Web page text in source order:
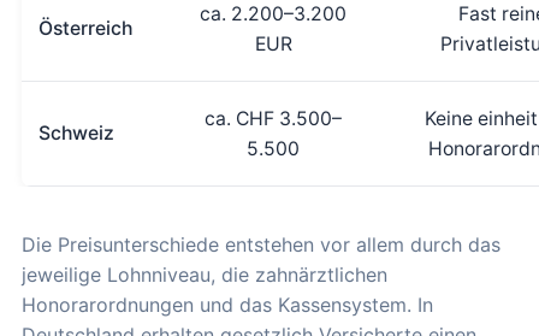
Österreich
ca. 2.200–3.200
EUR
Fast
Schweiz
ca. CHF 3.500–
5.500
Keine
Die Preisunterschiede entstehen vor allem durch das
jeweilige Lohnniveau, die zahnärztlichen
Honorarordnungen und das Kassensystem. In